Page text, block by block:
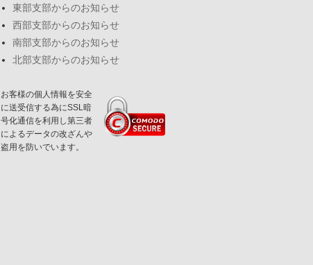
東部支部からのお知らせ
西部支部からのお知らせ
南部支部からのお知らせ
北部支部からのお知らせ
お客様の個人情報を安全
に送受信する為にSSL暗
号化通信を利用し第三者
によるデータの改ざんや
盗用を防いでいます。